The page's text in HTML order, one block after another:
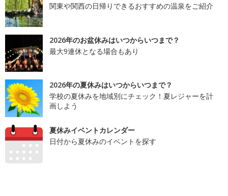
関東や関西の日帰りできるおすすめの温泉をご紹介
2026年のお盆休みはいつからいつまで？
最大9連休となる場合もあり
2026年の夏休みはいつからいつまで？
学校の夏休みを地域別にチェック！夏レジャーを計
画しよう
夏休みイベントカレンダー
日付から夏休みのイベントを探す